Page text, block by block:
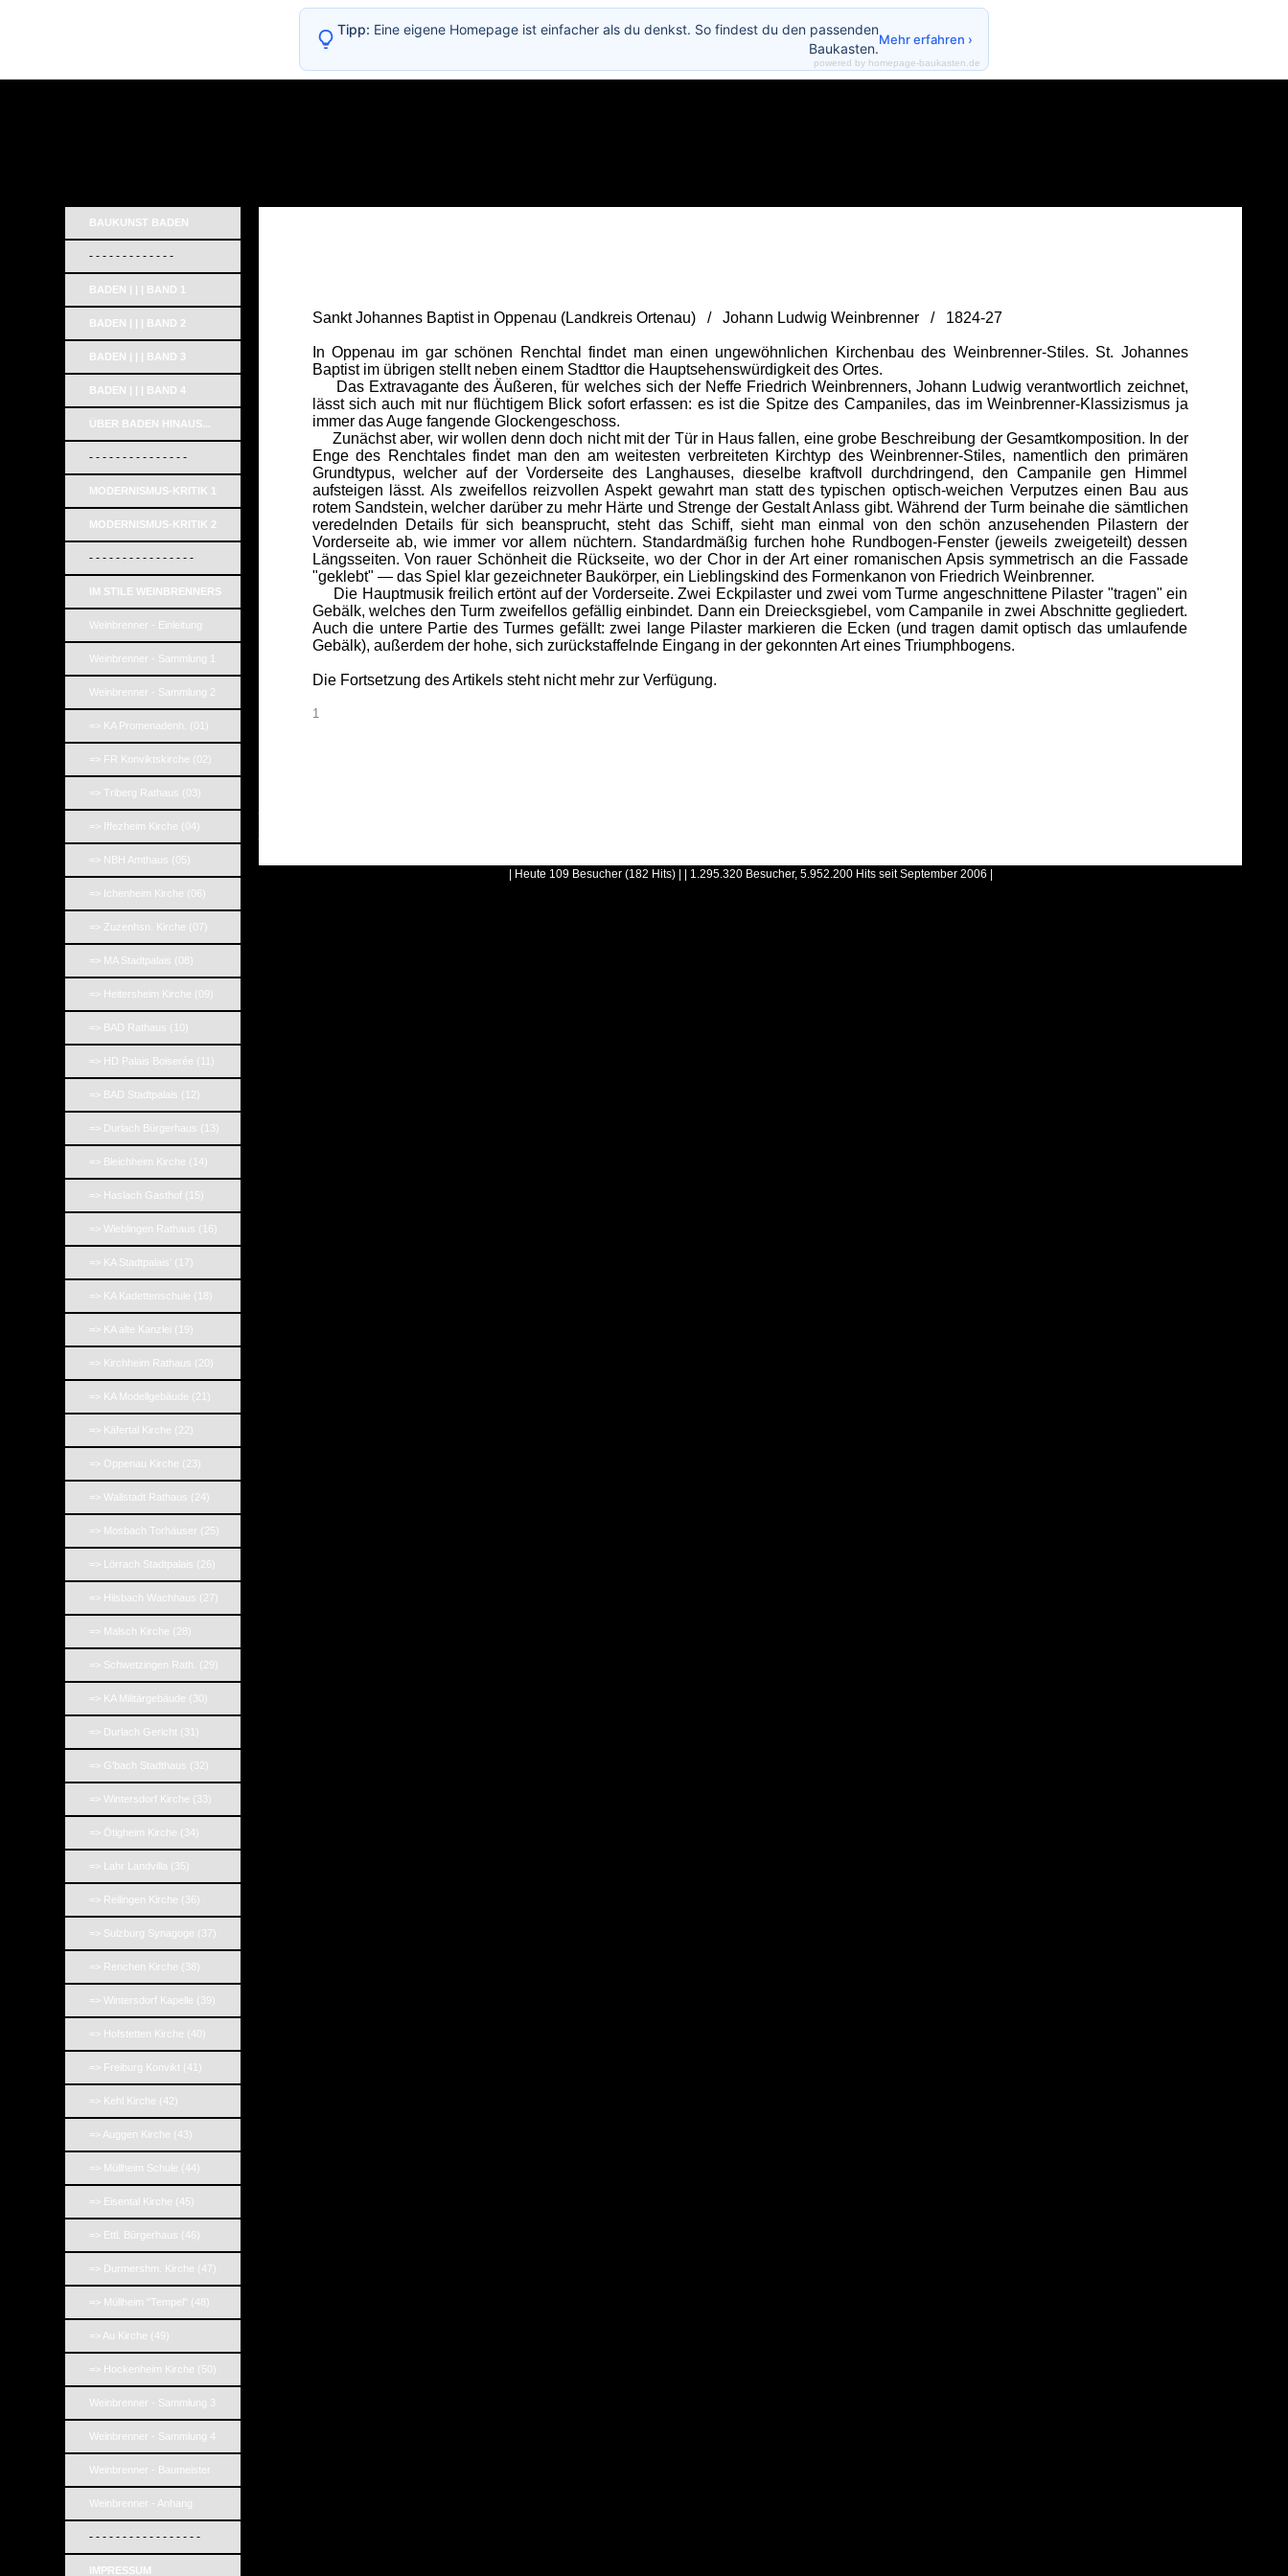
BAUKUNST BADEN
- - - - - - - - - - - - -
BADEN | | | BAND 1
BADEN | | | BAND 2
BADEN | | | BAND 3
BADEN | | | BAND 4
ÜBER BADEN HINAUS...
- - - - - - - - - - - - - - -
MODERNISMUS-KRITIK 1
MODERNISMUS-KRITIK 2
- - - - - - - - - - - - - - - -
IM STILE WEINBRENNERS
Weinbrenner - Einleitung
Weinbrenner - Sammlung 1
Weinbrenner - Sammlung 2
=> KA Promenadenh. (01)
=> FR Konviktskirche (02)
=> Triberg Rathaus (03)
=> Iffezheim Kirche (04)
=> NBH Amthaus (05)
=> Ichenheim Kirche (06)
=> Zuzenhsn. Kirche (07)
=> MA Stadtpalais (08)
=> Heitersheim Kirche (09)
=> BAD Rathaus (10)
=> HD Palais Boiserée (11)
=> BAD Stadtpalais (12)
=> Durlach Bürgerhaus (13)
=> Bleichheim Kirche (14)
=> Haslach Gasthof (15)
=> Wieblingen Rathaus (16)
=> KA Stadtpalais' (17)
=> KA Kadettenschule (18)
=> KA alte Kanzlei (19)
=> Kirchheim Rathaus (20)
=> KA Modellgebäude (21)
=> Käfertal Kirche (22)
=> Oppenau Kirche (23)
=> Wallstadt Rathaus (24)
=> Mosbach Torhäuser (25)
=> Lörrach Stadtpalais (26)
=> Hilsbach Wachhaus (27)
=> Malsch Kirche (28)
=> Schwetzingen Rath. (29)
=> KA Militärgebäude (30)
=> Durlach Gericht (31)
=> G'bach Stadthaus (32)
=> Wintersdorf Kirche (33)
=> Ötigheim Kirche (34)
=> Lahr Landvilla (35)
=> Reilingen Kirche (36)
=> Sulzburg Synagoge (37)
=> Renchen Kirche (38)
=> Wintersdorf Kapelle (39)
=> Hofstetten Kirche (40)
=> Freiburg Konvikt (41)
=> Kehl Kirche (42)
=> Auggen Kirche (43)
=> Müllheim Schule (44)
=> Eisental Kirche (45)
=> Ettl. Bürgerhaus (46)
=> Durmershm. Kirche (47)
=> Müllheim "Tempel" (48)
=> Au Kirche (49)
=> Hockenheim Kirche (50)
Weinbrenner - Sammlung 3
Weinbrenner - Sammlung 4
Weinbrenner - Baumeister
Weinbrenner - Anhang
- - - - - - - - - - - - - - - - -
IMPRESSUM
Sankt Johannes Baptist in Oppenau (Landkreis Ortenau) / Johann Ludwig Weinbrenner / 1824-27
In Oppenau im gar schönen Renchtal findet man einen ungewöhnlichen Kirchenbau des Weinbrenner-Stiles. St. Johannes
Baptist im übrigen stellt neben einem Stadttor die Hauptsehenswürdigkeit des Ortes.
Das Extravagante des Äußeren, für welches sich der Neffe Friedrich Weinbrenners, Johann Ludwig verantwortlich zeichnet,
lässt sich auch mit nur flüchtigem Blick sofort erfassen: es ist die Spitze des Campaniles, das im Weinbrenner-Klassizismus ja
immer das Auge fangende Glockengeschoss.
Zunächst aber, wir wollen denn doch nicht mit der Tür in Haus fallen, eine grobe Beschreibung der Gesamtkomposition. In der
Enge des Renchtales findet man den am weitesten verbreiteten Kirchtyp des Weinbrenner-Stiles, namentlich den primären
Grundtypus, welcher auf der Vorderseite des Langhauses, dieselbe kraftvoll durchdringend, den Campanile gen Himmel
aufsteigen lässt. Als zweifellos reizvollen Aspekt gewahrt man statt des typischen optisch-weichen Verputzes einen Bau aus
rotem Sandstein, welcher darüber zu mehr Härte und Strenge der Gestalt Anlass gibt. Während der Turm beinahe die sämtlichen
veredelnden Details für sich beansprucht, steht das Schiff, sieht man einmal von den schön anzusehenden Pilastern der
Vorderseite ab, wie immer vor allem nüchtern. Standardmäßig furchen hohe Rundbogen-Fenster (jeweils zweigeteilt) dessen
Längsseiten. Von rauer Schönheit die Rückseite, wo der Chor in der Art einer romanischen Apsis symmetrisch an die Fassade
"geklebt" — das Spiel klar gezeichneter Baukörper, ein Lieblingskind des Formenkanon von Friedrich Weinbrenner.
Die Hauptmusik freilich ertönt auf der Vorderseite. Zwei Eckpilaster und zwei vom Turme angeschnittene Pilaster "tragen" ein
Gebälk, welches den Turm zweifellos gefällig einbindet. Dann ein Dreiecksgiebel, vom Campanile in zwei Abschnitte gegliedert.
Auch die untere Partie des Turmes gefällt: zwei lange Pilaster markieren die Ecken (und tragen damit optisch das umlaufende
Gebälk), außerdem der hohe, sich zurückstaffelnde Eingang in der gekonnten Art eines Triumphbogens.
Die Fortsetzung des Artikels steht nicht mehr zur Verfügung.
1
| Heute 109 Besucher (182 Hits) | | 1.295.320 Besucher, 5.952.200 Hits seit September 2006 |
Tipp: Eine eigene Homepage ist einfacher als du denkst. So findest du den passenden
Baukasten.
Mehr erfahren ›
powered by homepage-baukasten.de